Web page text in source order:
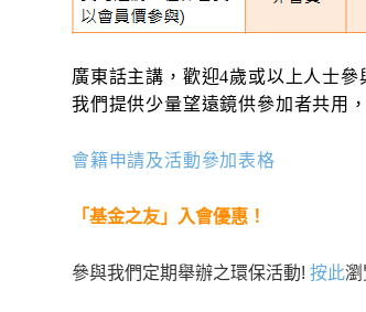
廣東話主講，歡迎4歲或以上人士參
我們提供少量望遠鏡供參加者共用
會籍申請及活動參加表格
「基金之友」入會優惠！
參與我們定期舉辦之環保活動! 按此瀏